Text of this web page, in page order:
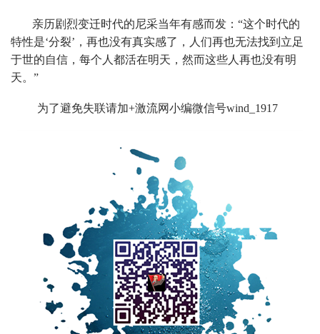
亲历剧烈变迁时代的尼采当年有感而发：“这个时代的
特性是‘分裂’，再也没有真实感了，人们再也无法找到立足
于世的自信，每个人都活在明天，然而这些人再也没有明
天。”
为了避免失联请加+激流网小编微信号wind_1917